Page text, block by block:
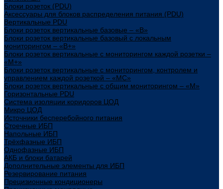
Блоки розеток (PDU)
Аксессуары для блоков распределения питания (PDU)
Вертикальные PDU
Блоки розеток вертикальные базовые – «В»
Блоки розеток вертикальные базовый с локальным
мониторингом – «В+»
Блоки розеток вертикальные с мониторингом каждой розетки –
«М+»
Блоки розеток вертикальные с мониторингом, контролем и
управлением каждой розеткой – «МС»
Блоки розеток вертикальные с общим мониторингом – «М»
Горизонтальные PDU
Система изоляции коридоров ЦОД
Микро ЦОД
Источники бесперебойного питания
Стоечные ИБП
Напольные ИБП
Трёхфазные ИБП
Однофазные ИБП
АКБ и блоки батарей
Дополнительные элементы для ИБП
Резервирование питания
Прецизионные кондиционеры